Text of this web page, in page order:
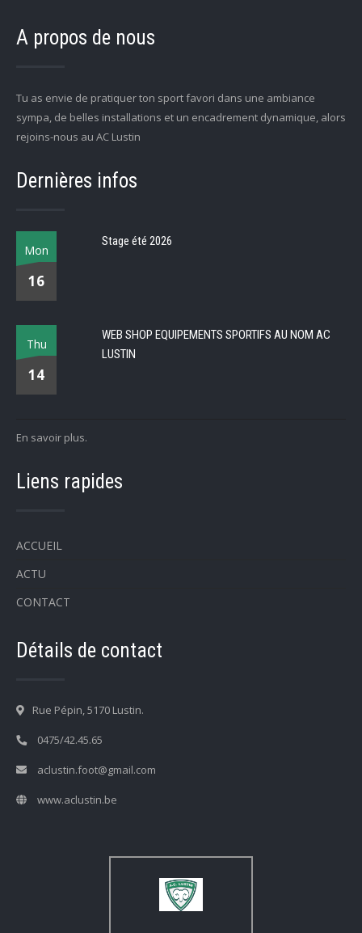
A propos de nous
Tu as envie de pratiquer ton sport favori dans une ambiance
sympa, de belles installations et un encadrement dynamique, alors
rejoins-nous au AC Lustin
Dernières infos
Mon
16
Stage été 2026
Thu
14
WEB SHOP EQUIPEMENTS SPORTIFS AU NOM AC
LUSTIN
En savoir plus.
Liens rapides
ACCUEIL
ACTU
CONTACT
Détails de contact
Rue Pépin, 5170 Lustin.
0475/42.45.65
aclustin.foot@gmail.com
www.aclustin.be